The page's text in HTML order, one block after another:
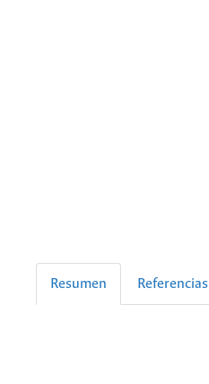
Resumen Referencias